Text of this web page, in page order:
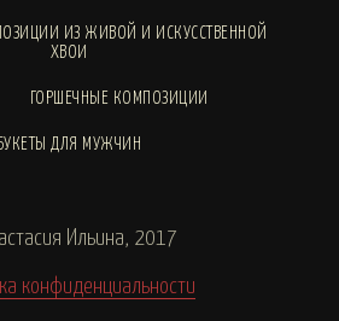
ИЗ ЖИВОЙ И ИСКУССТВЕННОЙ
ХВОИ
ГОРШЕЧНЫЕ КОМПОЗИЦИИ
БУКЕТЫ ДЛЯ МУЖЧИН
Ильина, 2017
конфиденциальности